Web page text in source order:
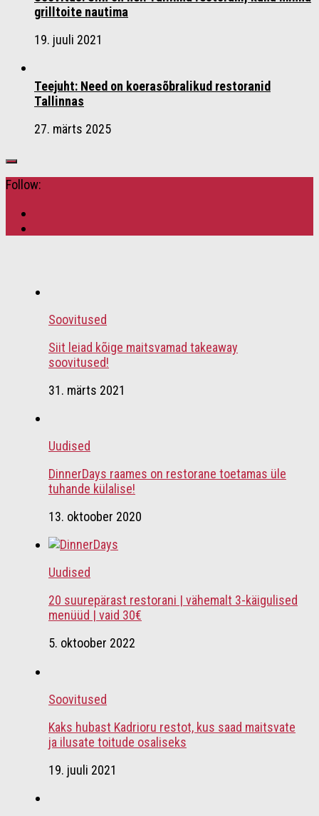
grilltoite nautima
19. juuli 2021
Teejuht: Need on koerasõbralikud restoranid
Tallinnas
27. märts 2025
Follow:
Soovitused
Siit leiad kõige maitsvamad takeaway
soovitused!
31. märts 2021
Uudised
DinnerDays raames on restorane toetamas üle
tuhande külalise!
13. oktoober 2020
Uudised
20 suurepärast restorani | vähemalt 3-käigulised
menüüd | vaid 30€
5. oktoober 2022
Soovitused
Kaks hubast Kadrioru restot, kus saad maitsvate
ja ilusate toitude osaliseks
19. juuli 2021